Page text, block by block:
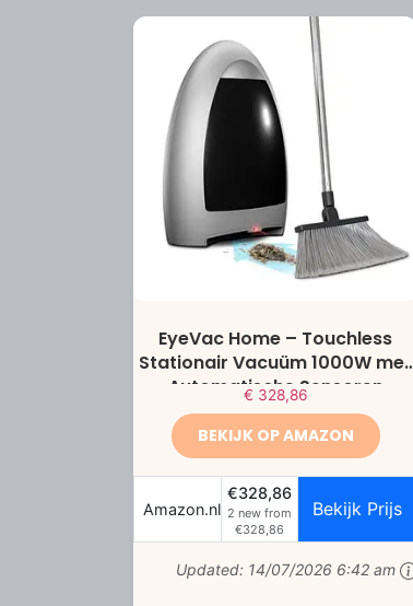
EyeVac Home – Touchless
Stationair Vacuüm 1000W met
Automatische Sensoren
€ 328,86
BEKIJK OP AMAZON
Amazon.nl
€328,86
2 new from
€328,86
Bekijk Prijs
Updated: 14/07/2026 6:42 am